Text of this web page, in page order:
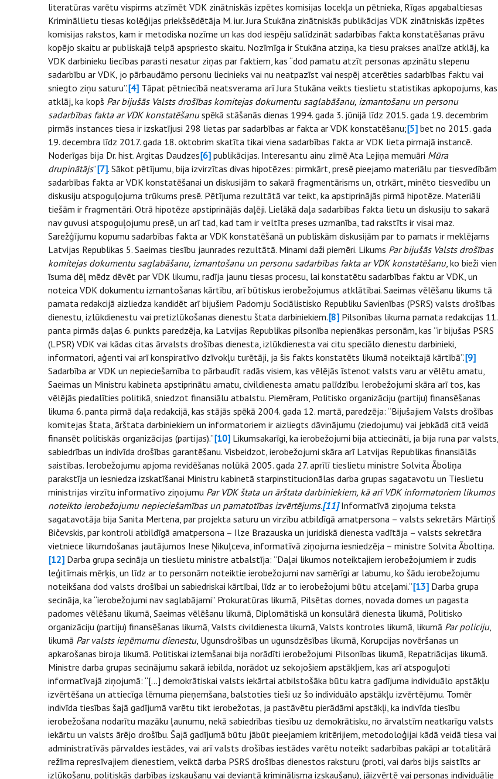
literatūras varētu vispirms atzīmēt VDK zinātniskās izpētes komisijas locekļa un pētnieka, Rīgas apgabaltiesas
Krimināllietu tiesas kolēģijas priekšsēdētāja M. iur. Jura Stukāna zinātniskās publikācijas VDK zinātniskās izpētes
komisijas rakstos, kam ir metodiska nozīme un kas dod iespēju salīdzināt sadarbības fakta konstatēšanas prāvu
kopējo skaitu ar publiskajā telpā apspriesto skaitu. Nozīmīga ir Stukāna atziņa, ka tiesu prakses analīze atklāj, ka
VDK darbinieku liecības parasti nesatur ziņas par faktiem, kas “dod pamatu atzīt personas apzinātu slepenu
sadarbību ar VDK, jo pārbaudāmo personu liecinieks vai nu neatpazīst vai nespēj atcerēties sadarbības faktu vai
sniegto ziņu saturu”.[4] Tāpat pētniecībā neatsverama arī Jura Stukāna veikts tieslietu statistikas apkopojums, kas
atklāj, ka kopš Par bijušās Valsts drošības komitejas dokumentu saglabāšanu, izmantošanu un personu
sadarbības fakta ar VDK konstatēšanuspēkā stāšanās dienas 1994. gada 3. jūnijā līdz 2015. gada 19. decembrim
pirmās instances tiesa ir izskatījusi 298 lietas par sadarbības ar fakta ar VDK konstatēšanu;[5] bet no 2015. gada
19. decembra līdz 2017. gada 18. oktobrim skatīta tikai viena sadarbības fakta ar VDK lieta pirmajā instancē.
Noderīgas bija Dr. hist. Argitas Daudzes[6] publikācijas. Interesantu ainu zīmē Ata Lejiņa memuāri Mūra
drupinātājs”[7]. Sākot pētījumu, bija izvirzītas divas hipotēzes: pirmkārt, presē pieejamo materiālu par tiesvedībām
sadarbības fakta ar VDK konstatēšanai un diskusijām to sakarā fragmentārisms un, otrkārt, minēto tiesvedību un
diskusiju atspoguļojuma trūkums presē. Pētījuma rezultātā var teikt, ka apstiprinājās pirmā hipotēze. Materiāli
tiešām ir fragmentāri. Otrā hipotēze apstiprinājās daļēji. Lielākā daļa sadarbības fakta lietu un diskusiju to sakarā
nav guvusi atspoguļojumu presē, un arī tad, kad tam ir veltīta preses uzmanība, tad rakstīts ir visai maz.
Sarežģījumu kopumu sadarbības fakta ar VDK konstatēšanā un publiskām diskusijām par to pamats ir meklējams
Latvijas Republikas 5. Saeimas tiesību jaunrades rezultātā. Minami daži piemēri. Likums Par bijušās Valsts drošības
komitejas dokumentu saglabāšanu, izmantošanu un personu sadarbības fakta ar VDK konstatēšanu, ko bieži vien
īsuma dēļ mēdz dēvēt par VDK likumu, radīja jaunu tiesas procesu, lai konstatētu sadarbības faktu ar VDK, un
noteica VDK dokumentu izmantošanas kārtību, arī būtiskus ierobežojumus atklātībai. Saeimas vēlēšanu likums tā
pamata redakcijā aizliedza kandidēt arī bijušiem Padomju Sociālistisko Republiku Savienības (PSRS) valsts drošības
dienestu, izlūkdienestu vai pretizlūkošanas dienestu štata darbiniekiem.[8] Pilsonības likuma pamata redakcijas 11.
panta pirmās daļas 6. punkts paredzēja, ka Latvijas Republikas pilsonība nepienākas personām, kas “ir bijušas PSRS
(LPSR) VDK vai kādas citas ārvalsts drošības dienesta, izlūkdienesta vai citu speciālo dienestu darbinieki,
informatori, aģenti vai arī konspiratīvo dzīvokļu turētāji, ja šis fakts konstatēts likumā noteiktajā kārtībā”.[9]
Sadarbība ar VDK un nepieciešamība to pārbaudīt radās visiem, kas vēlējās īstenot valsts varu ar vēlētu amatu,
Saeimas un Ministru kabineta apstiprinātu amatu, civildienesta amatu palīdzību. Ierobežojumi skāra arī tos, kas
vēlējās piedalīties politikā, sniedzot finansiālu atbalstu. Piemēram, Politisko organizāciju (partiju) finansēšanas
likuma 6. panta pirmā daļa redakcijā, kas stājās spēkā 2004. gada 12. martā, paredzēja: “Bijušajiem Valsts drošības
komitejas štata, ārštata darbiniekiem un informatoriem ir aizliegts dāvinājumu (ziedojumu) vai jebkādā citā veidā
finansēt politiskās organizācijas (partijas).”[10] Likumsakarīgi, ka ierobežojumi bija attiecināti, ja bija runa par valsts,
sabiedrības un indivīda drošības garantēšanu. Visbeidzot, ierobežojumi skāra arī Latvijas Republikas finansiālās
saistības. Ierobežojumu apjoma revidēšanas nolūkā 2005. gada 27. aprīlī tieslietu ministre Solvita Āboliņa
parakstīja un iesniedza izskatīšanai Ministru kabinetā starpinstitucionālas darba grupas sagatavotu un Tieslietu
ministrijas virzītu informatīvo ziņojumu Par VDK štata un ārštata darbiniekiem, kā arī VDK informatoriem likumos
noteikto ierobežojumu nepieciešamības un pamatotības izvērtējums.[11] Informatīvā ziņojuma teksta
sagatavotāja bija Sanita Mertena, par projekta saturu un virzību atbildīgā amatpersona – valsts sekretārs Mārtiņš
Bičevskis, par kontroli atbildīgā amatpersona – Ilze Brazauska un juridiskā dienesta vadītāja – valsts sekretāra
vietniece likumdošanas jautājumos Inese Ņikuļceva, informatīvā ziņojuma iesniedzēja – ministre Solvita Āboltiņa.
[12] Darba grupa secināja un tieslietu ministre atbalstīja: “Daļai likumos noteiktajiem ierobežojumiem ir zudis
leģitīmais mērķis, un līdz ar to personām noteiktie ierobežojumi nav samērīgi ar labumu, ko šādu ierobežojumu
noteikšana dod valsts drošībai un sabiedriskai kārtībai, līdz ar to ierobežojumi būtu atceļami.”[13] Darba grupa
secināja, ka “ierobežojumi nav saglabājami” Prokuratūras likumā, Pilsētas domes, novada domes un pagasta
padomes vēlēšanu likumā, Saeimas vēlēšanu likumā, Diplomātiskā un konsulārā dienesta likumā, Politisko
organizāciju (partiju) finansēšanas likumā, Valsts civildienesta likumā, Valsts kontroles likumā, likumā Par policiju,
likumā Par valsts ieņēmumu dienestu, Ugunsdrošības un ugunsdzēsības likumā, Korupcijas novēršanas un
apkarošanas biroja likumā. Politiskai izlemšanai bija norādīti ierobežojumi Pilsonības likumā, Repatriācijas likumā.
Ministre darba grupas secinājumu sakarā iebilda, norādot uz sekojošiem apstākļiem, kas arī atspoguļoti
informatīvajā ziņojumā: “[…] demokrātiskai valsts iekārtai atbilstošāka būtu katra gadījuma individuālo apstākļu
izvērtēšana un attiecīga lēmuma pieņemšana, balstoties tieši uz šo individuālo apstākļu izvērtējumu. Tomēr
indivīda tiesības šajā gadījumā varētu tikt ierobežotas, ja pastāvētu pierādāmi apstākļi, ka indivīda tiesību
ierobežošana nodarītu mazāku ļaunumu, nekā sabiedrības tiesību uz demokrātisku, no ārvalstīm neatkarīgu valsts
iekārtu un valsts ārējo drošību. Šajā gadījumā būtu jābūt pieejamiem kritērijiem, metodoloģijai kādā veidā tiesa vai
administratīvās pārvaldes iestādes, vai arī valsts drošības iestādes varētu noteikt sadarbības pakāpi ar totalitārā
režīma represīvajiem dienestiem, veiktā darba PSRS drošības dienestos raksturu (proti, vai darbs bijis saistīts ar
izlūkošanu, politiskās darbības izskaušanu vai deviantā kriminālisma izskaušanu), jāizvērtē vai personas individuālie